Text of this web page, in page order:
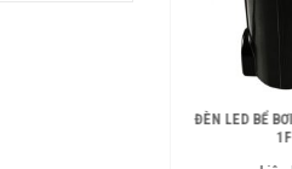
ĐÈN LED BỂ
1F